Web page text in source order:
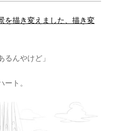
を描き変えました、描き変
るんやけど」
ト。